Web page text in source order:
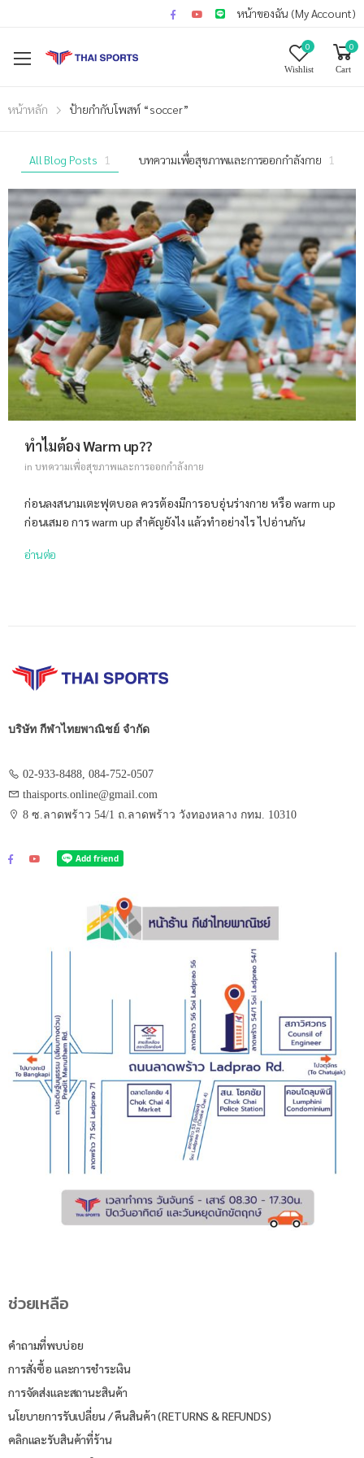
หน้าของฉัน (My Account)
0
Wishlist
0
Cart
หน้าหลัก ป้ายกำกับโพสท์ “soccer”
All Blog Posts 1 บทความเพื่อสุขภาพและการออกกำลังกาย 1
ทำไมต้อง Warm up??
in บทความเพื่อสุขภาพและการออกกำลังกาย
ก่อนลงสนามเตะฟุตบอล ควรต้องมีการอบอุ่นร่างกาย หรือ warm up
ก่อนเสมอ การ warm up สำคัญยังไง แล้วทำอย่างไร ไปอ่านกัน
อ่านต่อ
บริษัท กีฬาไทยพาณิชย์ จำกัด
02-933-8488, 084-752-0507
thaisports.online@gmail.com
8 ซ.ลาดพร้าว 54/1 ถ.ลาดพร้าว วังทองหลาง กทม. 10310
ช่วยเหลือ
คำถามที่พบบ่อย
การสั่งซื้อ และการชำระเงิน
การจัดส่งและสถานะสินค้า
นโยบายการรับเปลี่ยน / คืนสินค้า (RETURNS & REFUNDS)
คลิกและรับสินค้าที่ร้าน